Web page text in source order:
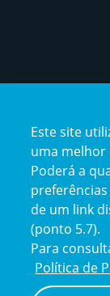
Este site
uma melhor
Poderá a
preferências
de um link
(ponto 5.7).
Para
Política de